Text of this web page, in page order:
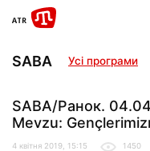
SABA Усі програми
SABA/Ранок.
Mevzu:
4 квітня 2019, 15:15 1450